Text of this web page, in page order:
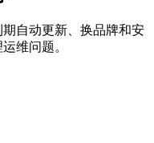
自动更新、换品牌和安
维问题。